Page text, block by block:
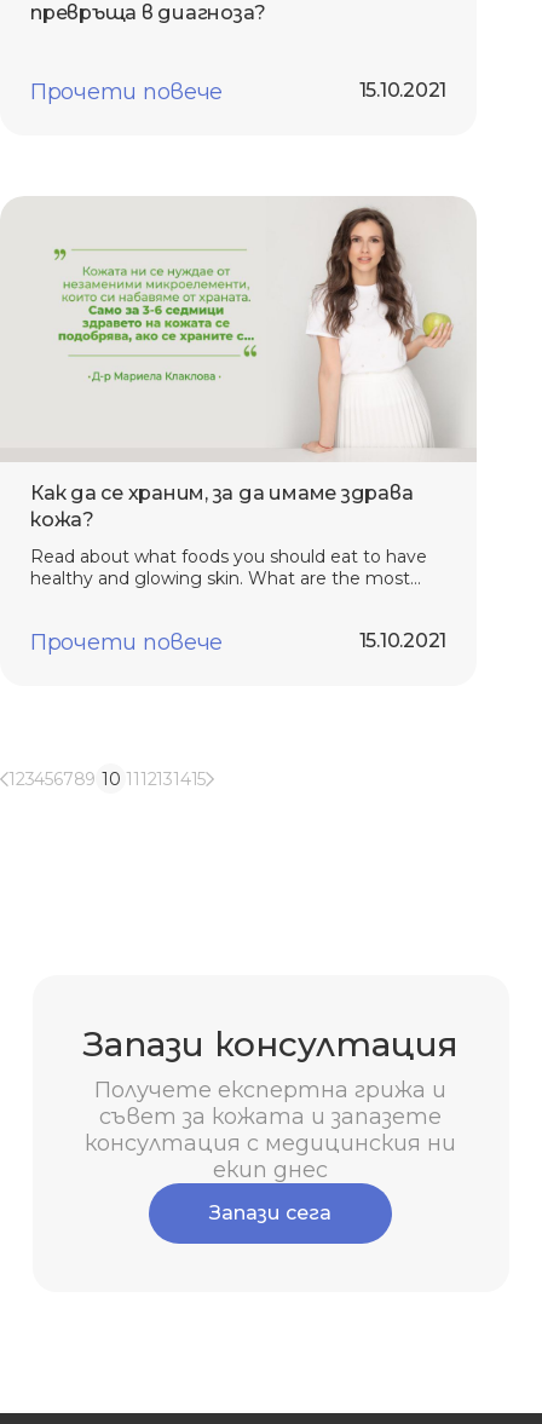
превръща в диагноза?
15.10.2021
Прочети повече
Как да се храним, за да имаме здрава
кожа?
Read about what foods you should eat to have
healthy and glowing skin. What are the most
15.10.2021
Прочети повече
123456789 10 1112131415
Запази консултация
Получете експертна грижа и
съвет за кожата и запазете
консултация с медицинския ни
екип днес
Запази сега